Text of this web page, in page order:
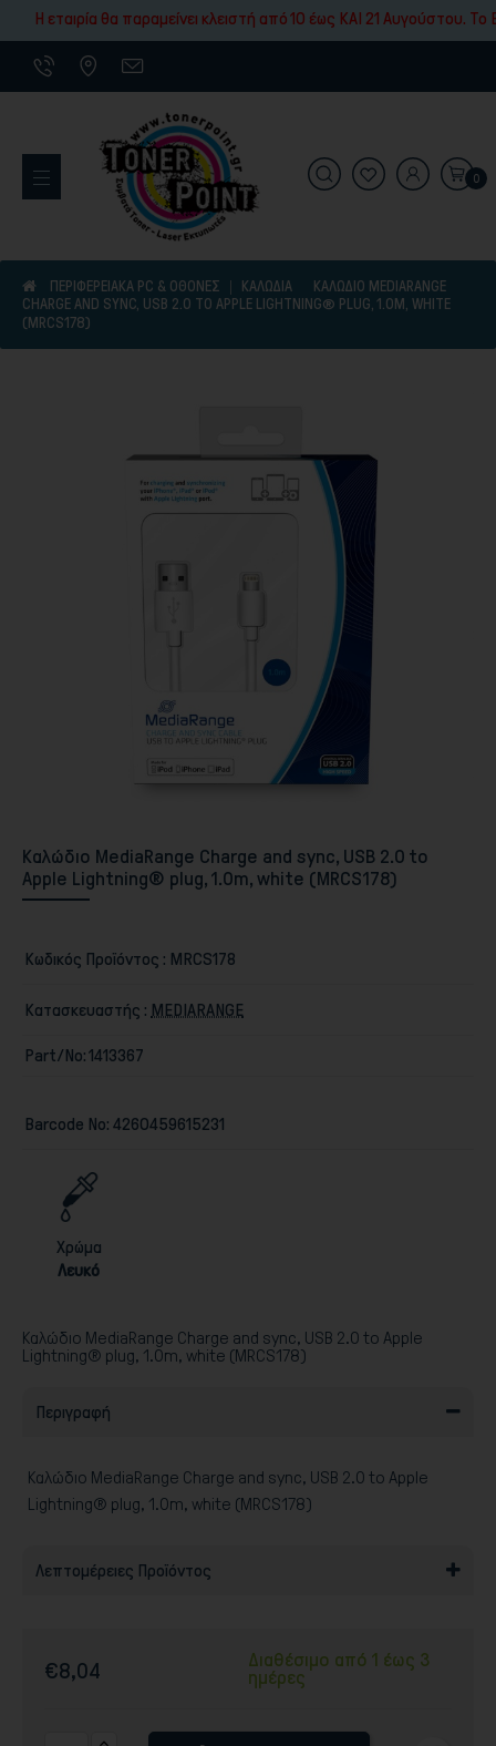
Η εταιρία θα παραμείνει κλειστή από 10 έως ΚΑΙ 21 Αυγούστου. To
Εκτυπωτικά Μηχανήματα
Είδη γραφικής ύλης
Περιφερειακά PC & Οθόνες
0
ΠΕΡΙΦΕΡΕΙΑΚΑ PC & ΟΘΟΝΕΣ ΚΑΛΏΔΙΑ
ΚΑΛΏΔΙΟ MEDIARANGE
CHARGE AND SYNC, USB 2.0 TO APPLE LIGHTNING® PLUG, 1.0M, WHITE
(MRCS178)
Καλώδιο MediaRange Charge and sync, USB 2.0 to
Apple Lightning® plug, 1.0m, white (MRCS178)
Κωδικός Προϊόντος : MRCS178
Κατασκευαστής : MEDIARANGE
Part/No:1413367
Barcode No: 4260459615231
Χρώμα
Λευκό
Καλώδιο MediaRange Charge and sync, USB 2.0 to Apple
Lightning® plug, 1.0m, white (MRCS178)
Περιγραφή
Καλώδιο MediaRange Charge and sync, USB 2.0 to Apple
Lightning® plug, 1.0m, white (MRCS178)
Λεπτομέρειες Προϊόντος
€8,04
Διαθέσιμο από 1 έως 3
ημέρες